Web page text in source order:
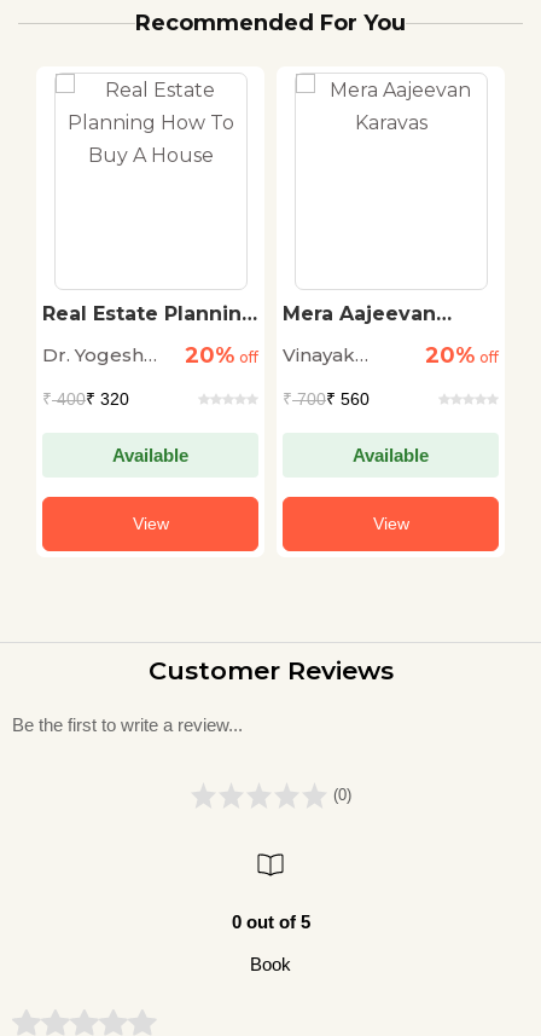
Recommended For You
Real Estate Planning
Dr. Yogesh
20% off
₹400₹ 320
Available
View
Mera Aajeevan
Vinayak
20% off
₹700₹ 560
Available
View
Customer Reviews
Be the first to write a review...
(0)
0 out of 5
Book